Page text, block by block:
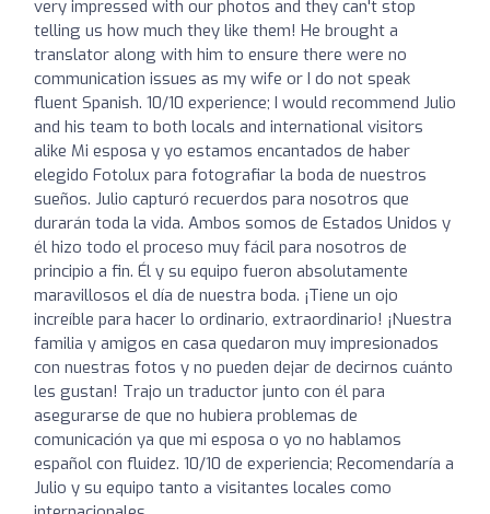
very impressed with our photos and they can't stop
telling us how much they like them! He brought a
translator along with him to ensure there were no
communication issues as my wife or I do not speak
fluent Spanish. 10/10 experience; I would recommend Julio
and his team to both locals and international visitors
alike Mi esposa y yo estamos encantados de haber
elegido Fotolux para fotografiar la boda de nuestros
sueños. Julio capturó recuerdos para nosotros que
durarán toda la vida. Ambos somos de Estados Unidos y
él hizo todo el proceso muy fácil para nosotros de
principio a fin. Él y su equipo fueron absolutamente
maravillosos el día de nuestra boda. ¡Tiene un ojo
increíble para hacer lo ordinario, extraordinario! ¡Nuestra
familia y amigos en casa quedaron muy impresionados
con nuestras fotos y no pueden dejar de decirnos cuánto
les gustan! Trajo un traductor junto con él para
asegurarse de que no hubiera problemas de
comunicación ya que mi esposa o yo no hablamos
español con fluidez. 10/10 de experiencia; Recomendaría a
Julio y su equipo tanto a visitantes locales como